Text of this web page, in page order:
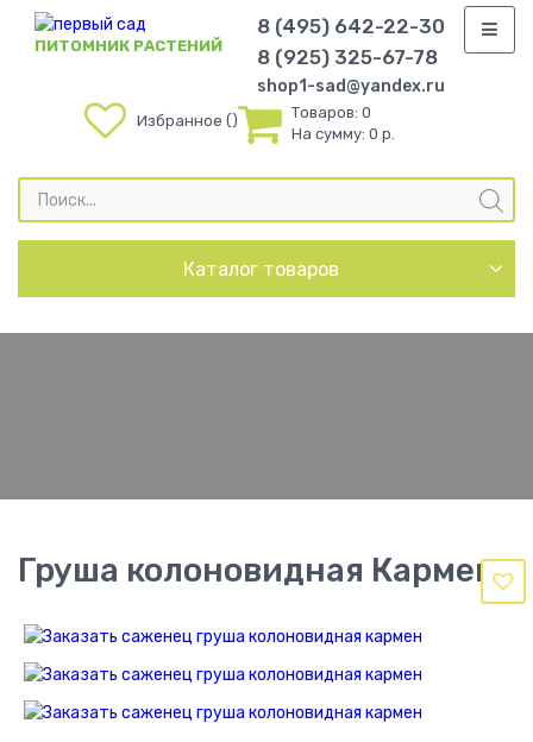
ПИТОМНИК РАСТЕНИЙ
8 (495) 642-22-30
8 (925) 325-67-78
shop1-sad@yandex.ru
Избранное Товаров: 0
На сумму: 0 р.
Поиск
товаров
Каталог товаров
Груша колоновидная Кармен